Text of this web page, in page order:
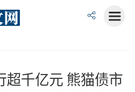
超千亿元 熊猫债市